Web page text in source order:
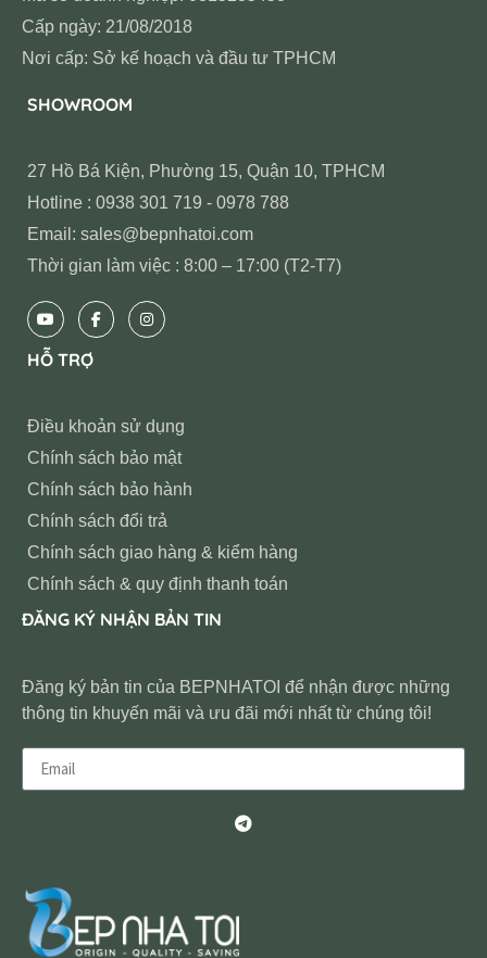
Cấp ngày: 21/08/2018
Nơi cấp: Sở kế hoạch và đầu tư TPHCM
SHOWROOM
27 Hồ Bá Kiện, Phường 15, Quận 10, TPHCM
Hotline : 0938 301 719 - 0978 788
Email: sales@bepnhatoi.com
Thời gian làm việc : 8:00 – 17:00 (T2-T7)
HỖ TRỢ
Điều khoản sử dụng
Chính sách bảo mật
Chính sách bảo hành
Chính sách đổi trả
Chính sách giao hàng & kiểm hàng
Chính sách & quy định thanh toán
ĐĂNG KÝ NHẬN BẢN TIN
Đăng ký bản tin của BEPNHATOI để nhận được những
thông tin khuyến mãi và ưu đãi mới nhất từ chúng tôi!